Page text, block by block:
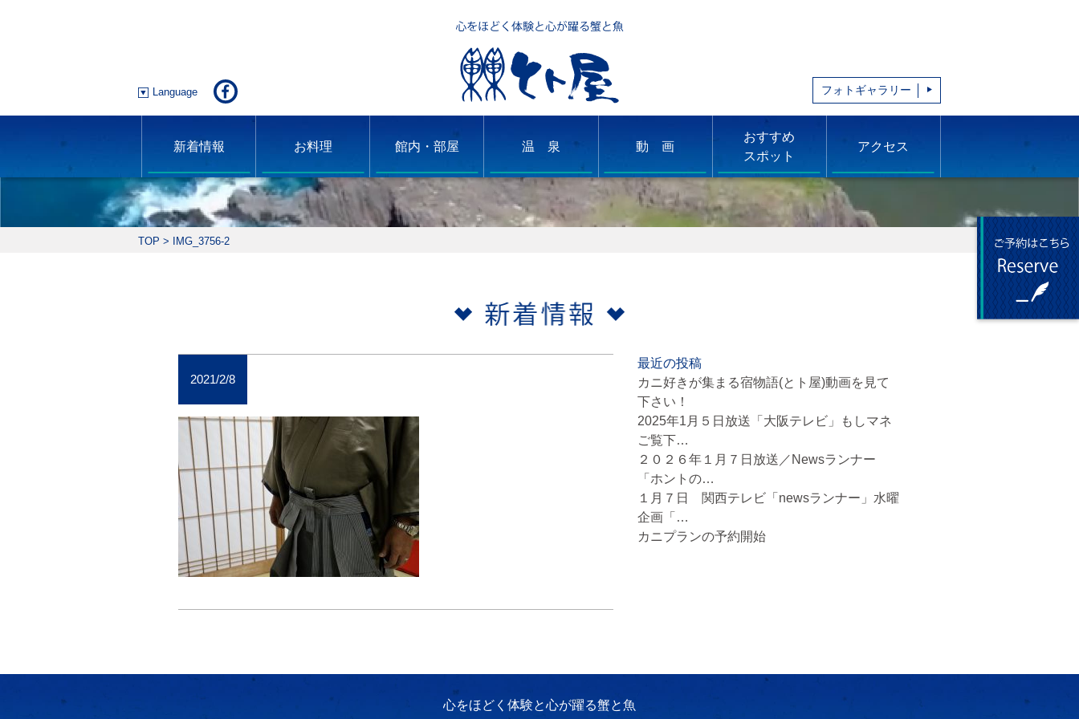
Language フォトギャラリー
新着情報 お料理 館内・部屋 温 泉 動 画
おすすめ
スポット
アクセス
TOP > IMG_3756-2
2021/2/8
最近の投稿
カニ好きが集まる宿物語(とト屋)動画を見て
下さい！
2025年1月５日放送「大阪テレビ」もしマネ
ご覧下…
２０２６年１月７日放送／Newsランナー
「ホントの…
１月７日 関西テレビ「newsランナー」水曜
企画「…
カニプランの予約開始